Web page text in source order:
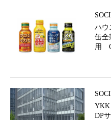
ハウ
缶全
用
DP